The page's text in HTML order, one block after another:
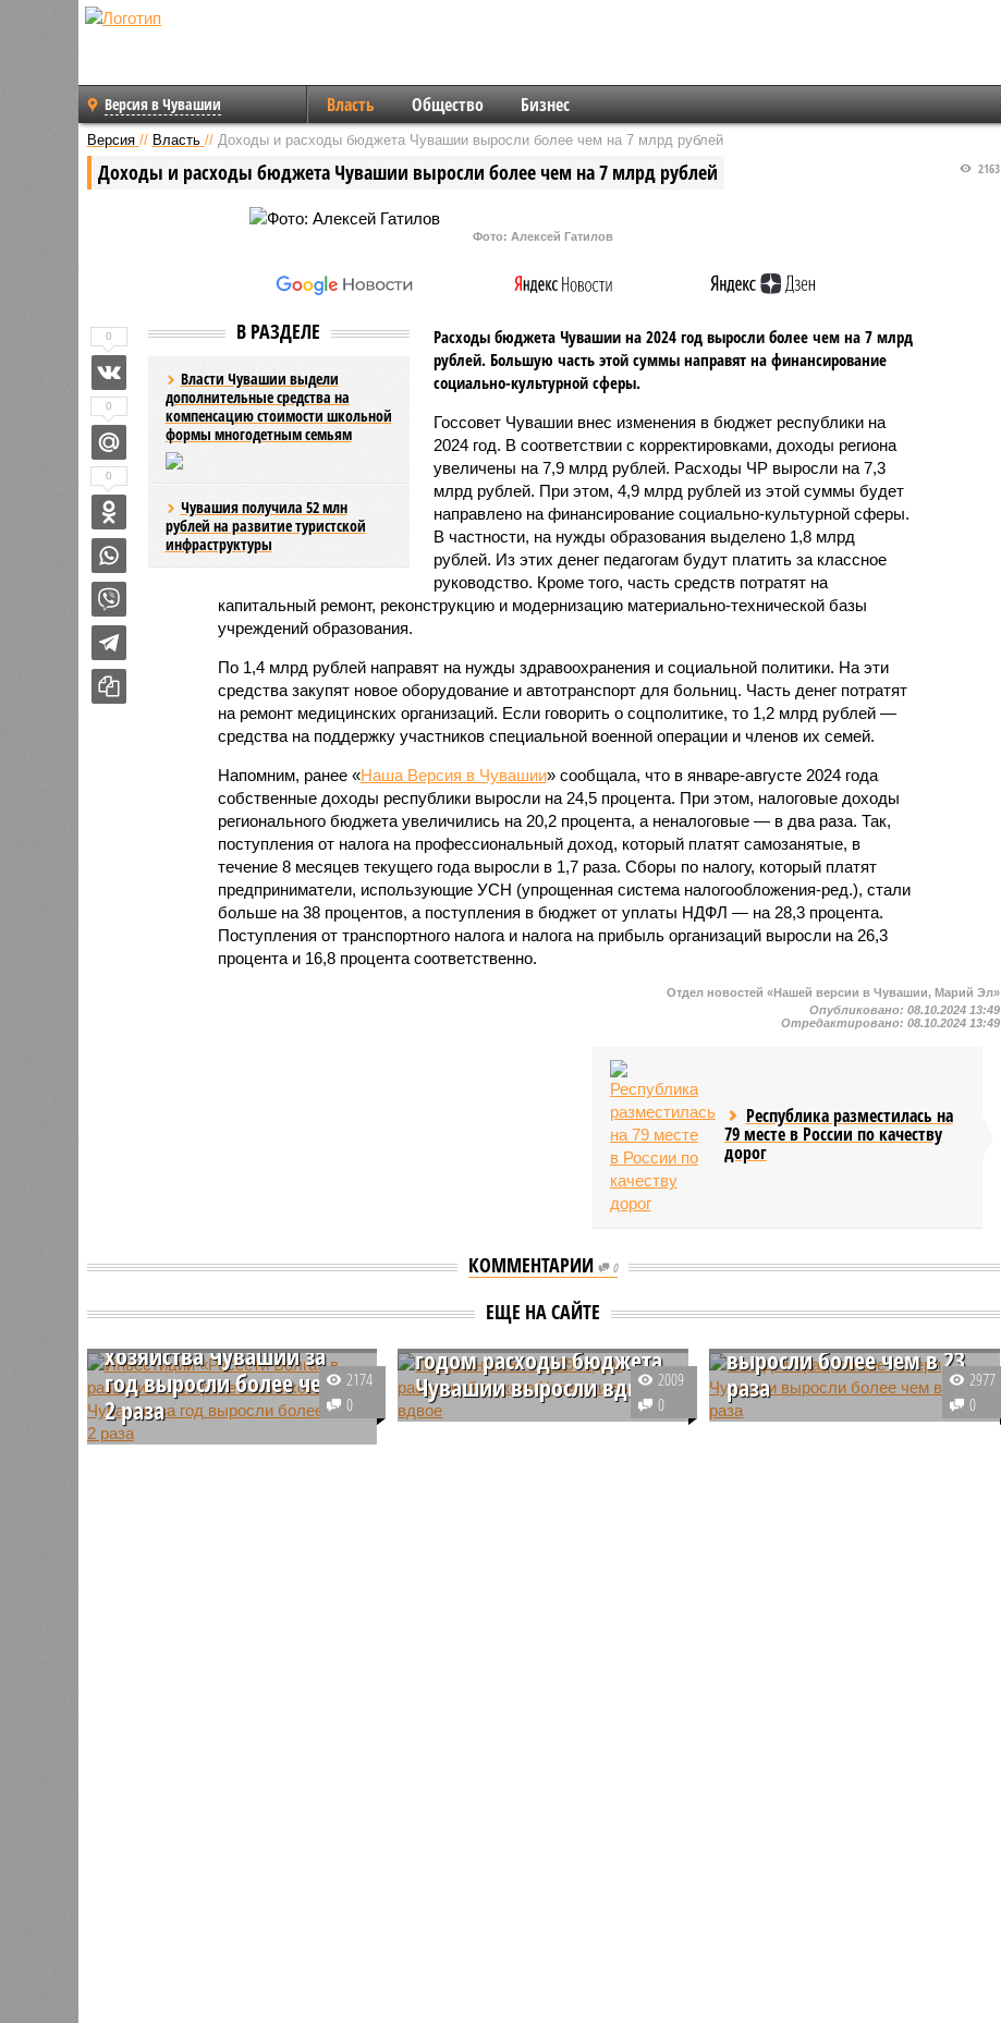
Версия в Чувашии Власть Общество Бизнес
Версия // Власть // Доходы и расходы бюджета Чувашии выросли более чем на 7 млрд рублей
Доходы и расходы бюджета Чувашии выросли более чем на 7 млрд рублей 2163
Фото: Алексей Гатилов
В РАЗДЕЛЕ
Власти Чувашии выдели
дополнительные средства на
компенсацию стоимости школьной
формы многодетным семьям
Чувашия получила 52 млн
рублей на развитие туристской
инфраструктуры
Расходы бюджета Чувашии на 2024 год выросли более чем на 7 млрд
рублей. Большую часть этой суммы направят на финансирование
социально-культурной сферы.
Госсовет Чувашии внес изменения в бюджет республики на
2024 год. В соответствии с корректировками, доходы региона
увеличены на 7,9 млрд рублей. Расходы ЧР выросли на 7,3
млрд рублей. При этом, 4,9 млрд рублей из этой суммы будет
направлено на финансирование социально-культурной сферы.
В частности, на нужды образования выделено 1,8 млрд
рублей. Из этих денег педагогам будут платить за классное
руководство. Кроме того, часть средств потратят на
капитальный ремонт, реконструкцию и модернизацию материально-технической базы
учреждений образования.
По 1,4 млрд рублей направят на нужды здравоохранения и социальной политики. На эти
средства закупят новое оборудование и автотранспорт для больниц. Часть денег потратят
на ремонт медицинских организаций. Если говорить о соцполитике, то 1,2 млрд рублей —
средства на поддержку участников специальной военной операции и членов их семей.
Напомним, ранее «Наша Версия в Чувашии» сообщала, что в январе-августе 2024 года
собственные доходы республики выросли на 24,5 процента. При этом, налоговые доходы
регионального бюджета увеличились на 20,2 процента, а неналоговые — в два раза. Так,
поступления от налога на профессиональный доход, который платят самозанятые, в
течение 8 месяцев текущего года выросли в 1,7 раза. Сборы по налогу, который платят
предприниматели, использующие УСН (упрощенная система налогообложения-ред.), стали
больше на 38 процентов, а поступления в бюджет от уплаты НДФЛ — на 28,3 процента.
Поступления от транспортного налога и налога на прибыль организаций выросли на 26,3
процента и 16,8 процента соответственно.
0
0
0
Отдел новостей «Нашей версии в Чувашии, Марий Эл»
Опубликовано:08.10.2024 13:49
Отредактировано:08.10.2024 13:49
Республика разместилась на
79 месте в России по качеству
дорог
КОММЕНТАРИИ 0
ЕЩЕ НА САЙТЕ
Инвестиции «Россети
электросетевого
хозяйства Чувашии за
год выросли более чем в
2 раза
В течение 2024 года инвестиции
2174
0
По сравнению с 2019
годом расходы бюджета
Чувашии выросли вдвое
В 2024 году доходы бюджета
2009
0
За год миграционные
выросли более чем в 23
раза
В Чувашии в январе-октябре
2977
0